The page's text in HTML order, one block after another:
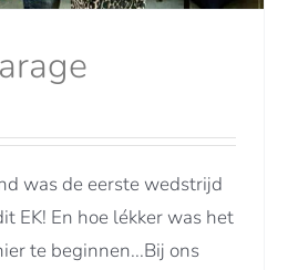
was de eerste wedstrijd
EK! En hoe lékker was het
te beginnen...Bij ons